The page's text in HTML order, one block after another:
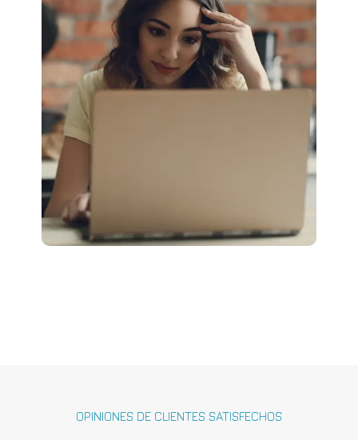
OPINIONES DE CLIENTES SATISFECHOS